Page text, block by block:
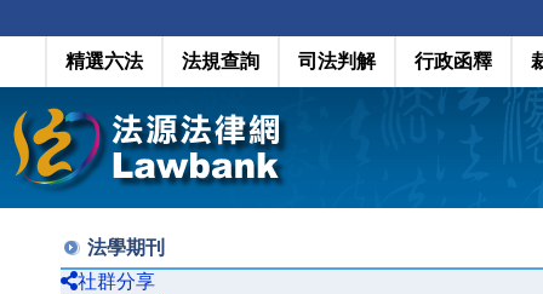
精選六法 法規查詢 司法判解 行政函釋
法學期刊
社群分享